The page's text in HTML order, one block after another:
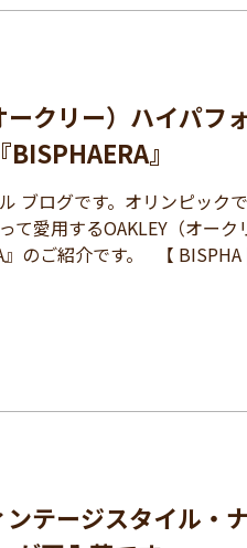
ークリー）ハイパフ
』
ログです。オリンピック
て愛用するOAKLEY（オーク
』のご紹介です。 【
テージスタイル・